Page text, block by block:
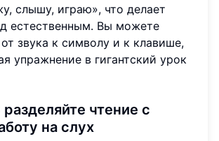
слышу, играю», что делает
естественным. Вы можете
звука к символу и к клавише,
упражнение в гигантский урок
чтение с
на слух